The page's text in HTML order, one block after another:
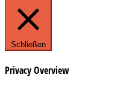
Schließen
Privacy Overview